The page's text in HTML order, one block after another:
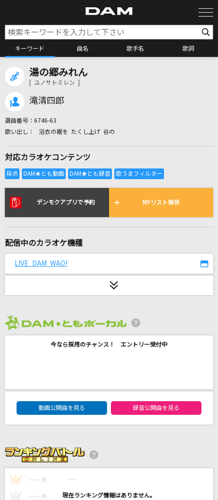
キーワード 曲名 歌手名 歌詞
カラオケ検索
全国りれき
リアルタイムで歌われている曲の一覧
最後の雨
怪獣の花唄
悪魔のディール / シュークリームロケッツ
HANZO
[生音]言って。
湯の郷みれん
[ ユノサトミレン ]
滝清四郎
選曲番号： 6746-63
浴衣の裾を たくし上げ 谷の
対応カラオケコンテンツ
デンモクアプリで予約 MYリスト保存
配信中のカラオケ機種
LIVE DAM WAO!
今なら採用のチャンス！ エントリー受付中
DAM★ともボーカルエントリーランキング
動画公開曲を見る
録音公開曲を見る
1 ---- 点 ----
---- 点 ----